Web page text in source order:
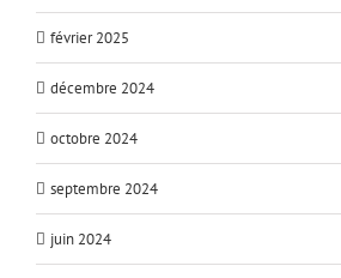
février 2025
décembre 2024
octobre 2024
septembre 2024
juin 2024